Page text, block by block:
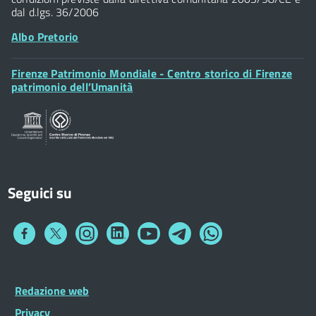
Posta Elettronica Certificata
dal d.lgs. 36/2006
Albo Pretorio
Footer
Widget
Firenze Patrimonio Mondiale - Centro storico di Firenze
patrimonio dell’Umanità
Seguici su
Collegamento
Collegamento
a
Collegamento
a
Collegamento
a
Collegamento
a
Collegamento
a
Collegamento
a
Footer
Widget
Footer
Redazione web
Privacy